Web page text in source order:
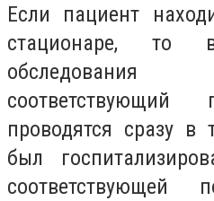
Если пациент
стационаре, то
проводятся сразу в
был
соответствующей